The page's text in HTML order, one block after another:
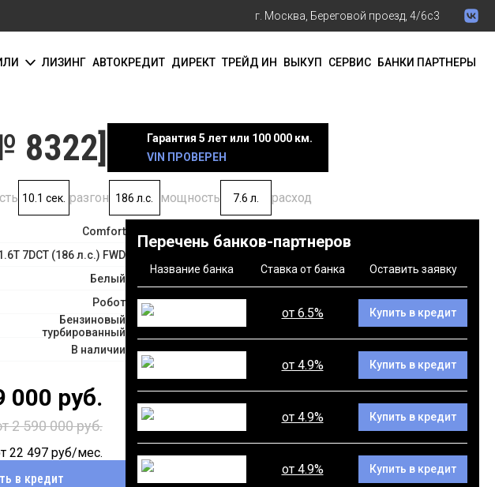
г. Москва, Береговой проезд, 4/6с3
ЛИЗИНГ АВТОКРЕДИТ ДИРЕКТ ТРЕЙД ИН ВЫКУП СЕРВИС БАНКИ ПАРТНЕРЫ
8322]
Гарантия 5 лет или 100 000 км.
VIN ПРОВЕРЕН
Comfort
7DCT (186 л.с.) FWD
Белый
Робот
Бензиновый
турбированный
В наличии
10.1 сек. разгон 186 л.с. мощность 7.6 л. расход
000 руб.
2 590 000 руб.
22 497руб/мес.
в кредит
Перечень банков-партнеров
Название банка Ставка от банка Оставить заявку
от 6.5% Купить в кредит
от 4.9% Купить в кредит
от 4.9% Купить в кредит
от 4.9% Купить в кредит